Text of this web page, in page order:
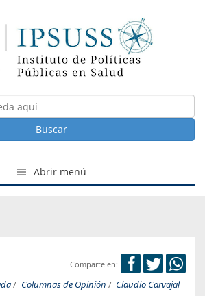
Buscar
Abrir menú
Comparte en:
/ Columnas de Opinión / Claudio Carvajal